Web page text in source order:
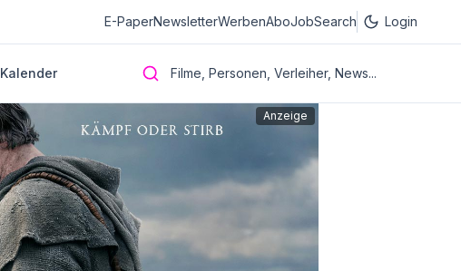
E-PaperNewsletterWerbenAboJobSearch Login
Kalender Filme, Personen, Verleiher, News...
Anzeige